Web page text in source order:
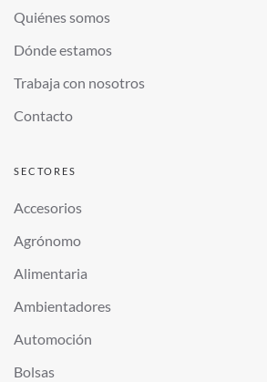
Quiénes somos
Dónde estamos
Trabaja con nosotros
Contacto
SECTORES
Accesorios
Agrónomo
Alimentaria
Ambientadores
Automoción
Bolsas